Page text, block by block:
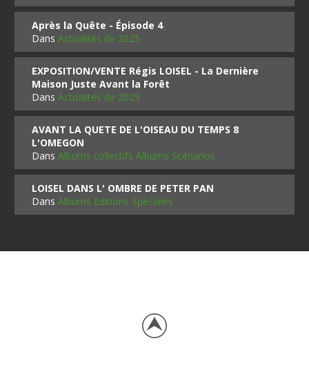
Après la Quête - Épisode 4
DansActualités de 2025
EXPOSITION/VENTE Régis LOISEL - La Dernière
Maison Juste Avant la Forêt
DansActualités de 2025
AVANT LA QUETE DE L'OISEAU DU TEMPS 8
L'OMEGON
DansAlbums collectifs Albums Scénarios
LOISEL DANS L' OMBRE DE PETER PAN
DansAlbums Editions Spéciales